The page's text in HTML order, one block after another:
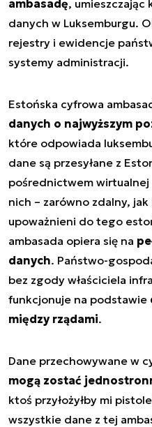
ambasadę, umieszczając
danych w Luksemburgu.
rejestry i ewidencje
systemy administracji.
Estońska cyfrowa
danych o najwyższym
które odpowiada
dane są przesyłane z
pośrednictwem
nich – zarówno zdalny,
upoważnieni do tego
ambasada opiera się na
danych. Państwo-
bez zgody właściciela
funkcjonuje na podstawie
między rządami.
Dane przechowywane w
mogą zostać
ktoś przyłożyłby mi
wszystkie dane z tej